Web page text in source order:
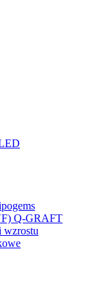
Q-GRAFT
wzrostu